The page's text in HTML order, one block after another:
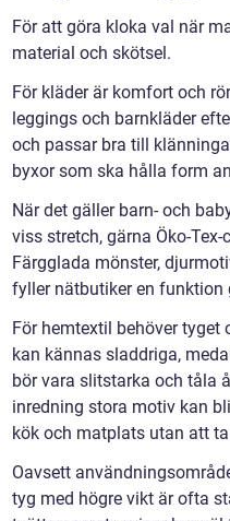
För att göra kloka val när
material och skötsel.
För kläder är komfort och
leggings och barnkläder
och passar bra till
byxor som ska hålla form
När det gäller barn- och
viss stretch, gärna Öko-
Färgglada mönster,
fyller nätbutiker en funktion
För hemtextil behöver
kan kännas sladdriga,
bör vara slitstarka och tåla
inredning stora motiv kan
kök och matplats utan att
Oavsett
tyg med högre vikt är ofta